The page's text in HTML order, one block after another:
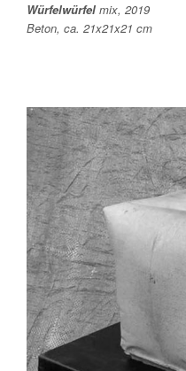
Würfelwürfel mix, 2019
Beton, ca. 21x21x21 cm